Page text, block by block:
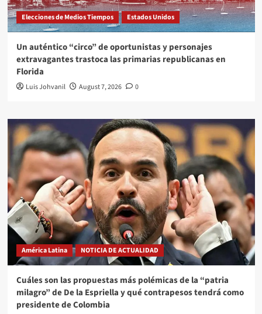
Elecciones de Medios Tiempos Estados Unidos
Un auténtico “circo” de oportunistas y personajes
extravagantes trastoca las primarias republicanas en
Florida
Luis Johvanil August 7, 2026 0
América Latina NOTICIA DE ACTUALIDAD
Cuáles son las propuestas más polémicas de la “patria
milagro” de De la Espriella y qué contrapesos tendrá como
presidente de Colombia